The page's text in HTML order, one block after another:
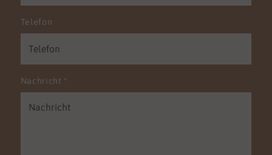
Telefon
Nachricht *